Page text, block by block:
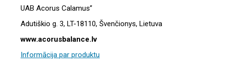
UAB Acorus Calamus”
Adutiškio g. 3, LT-18110, Švenčionys, Lietuva
www.acorusbalance.lv
Informācija par produktu